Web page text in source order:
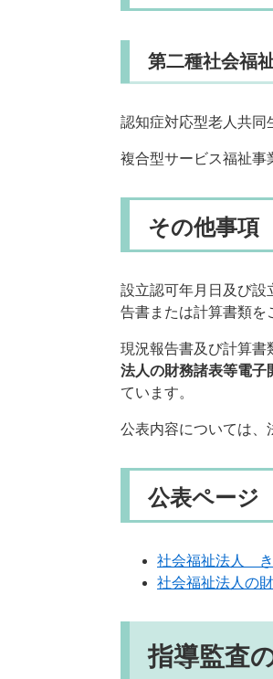
第二種社会福
認知症対応型老人共同
複合型サービス福祉事
その他事項
設立認可年月日及び設
告書または計算書類を
現況報告書及び計算書
法人の財務諸表等電子
ています。
公表内容については、
公表ページ
社会福祉法人
社会福祉法人の
指導監査